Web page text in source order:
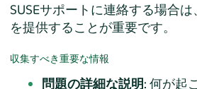
SUSEサポートに連絡する場合
を提供することが重要です。
収集すべき重要な情報
問題の詳細な説明: 何が起